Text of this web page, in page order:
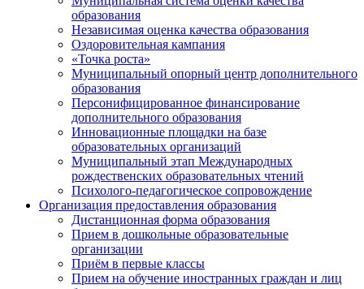
образования
Независимая оценка качества образования
Оздоровительная кампания
«Точка роста»
Муниципальный опорный центр дополнительного
образования
Персонифицированное финансирование
дополнительного образования
Инновационные площадки на базе
образовательных организаций
Муниципальный этап Международных
рождественских образовательных чтений
Психолого-педагогическое сопровождение
Организация предоставления образования
Дистанционная форма образования
Прием в дошкольные образовательные
организации
Приём в первые классы
Прием на обучение иностранных граждан и лиц